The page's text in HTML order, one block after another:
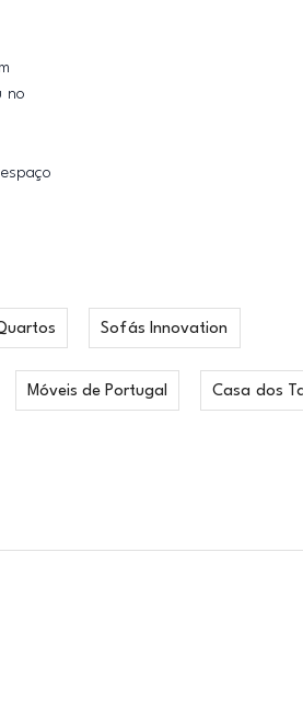
no
Sofás Innovation
Móveis de Portugal Casa dos